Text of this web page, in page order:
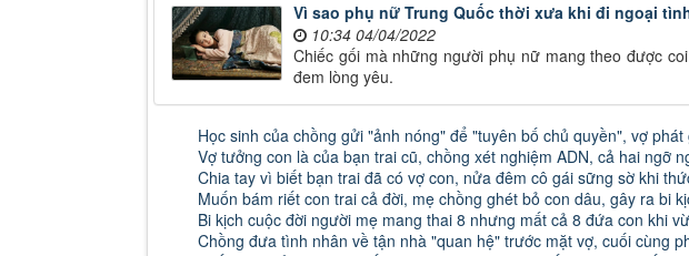
Vì sao phụ nữ Trung Quốc thời xưa khi đi ngoại
10:34 04/04/2022
Chiếc gối mà những người phụ nữ mang theo được
đem lòng yêu.
Học sinh của chồng gửi "ảnh nóng" để "tuyên bố chủ quyền", vợ
Vợ tưởng con là của bạn trai cũ, chồng xét nghiệm ADN, cả hai ngỡ
Chia tay vì biết bạn trai đã có vợ con, nửa đêm cô gái sững sờ khi
Muốn bám riết con trai cả đời, mẹ chồng ghét bỏ con dâu, gây ra bi
Bi kịch cuộc đời người mẹ mang thai 8 nhưng mất cả 8 đứa con khi
Chồng đưa tình nhân về tận nhà "quan hệ" trước mặt vợ, cuối cùng